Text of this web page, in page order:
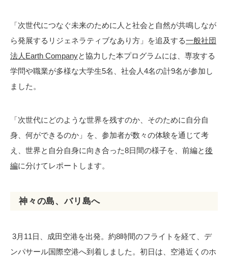
「次世代につなぐ未来のために人と社会と自然が共鳴しなが
ら発展するリジェネラティブなあり方」を追及する一般社団
法人Earth Companyと協力した本プログラムには、専攻する
学問や職業が多様な大学生5名、社会人4名の計9名が参加し
ました。
「次世代にどのような世界を残すのか、そのために自分自
身、何ができるのか」を、参加者が数々の体験を通じて考
え、世界と自分自身に向き合った8日間の様子を、前編と後
編に分けてレポートします。
神々の島、バリ島へ
3月11日、成田空港を出発。約8時間のフライトを経て、デ
ンパサール国際空港へ到着しました。初日は、空港近くのホ